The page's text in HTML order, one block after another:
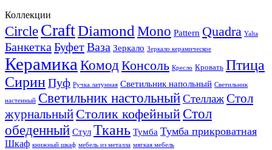
Коллекции
Circle CraftDiamondMono Pattern Quadra Yalta
Банкетка БуфетВаза Зеркало Зеркало керамическое
Керамика Комод Консоль Кресло Кровать Птица
СиринПуф Ручка латунная Светильник напольный Светильник
настенный Светильник настольныйСтеллажСтол
журнальный Столик кофейный Стол
обеденный Стул Ткань Тумба Тумба прикроватная
Шкаф книжный шкаф мебель из металла мягкая мебель